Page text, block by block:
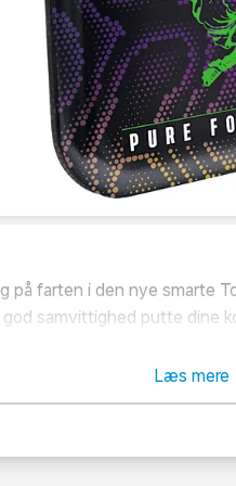
på farten i den nye smarte
samvittighed putte dine
Læs mere